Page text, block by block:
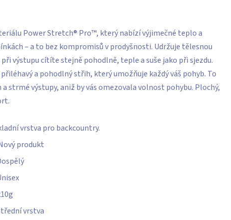
Power Stretch® Pro™, který nabízí výjimečné teplo a
– a to bez kompromisů v prodyšnosti. Udržuje tělesnou
výstupu cítíte stejně pohodlně, teple a suše jako při sjezdu.
a pohodlný střih, který umožňuje každý váš pohyb. To
strmé výstupy, aniž by vás omezovala volnost pohybu. Plochý,
vrstva pro backcountry.
produkt
g
vrstva